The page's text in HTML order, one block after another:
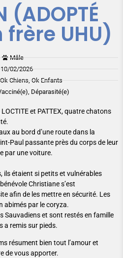
(ADOPTÉ
UHU)
Mâle
10/02/2026
Chiens, Ok Enfants
Déparasité(e)
et PATTEX, quatre chatons
au bord d’une route dans la
Paul passante près du corps de leur
par une voiture.
ils étaient si petits et vulnérables
Christiane s’est
afin de les mettre en sécurité. Les
abimés par le coryza.
Sauvadiens et sont restés en famille
a remis sur pieds.
résument bien tout l’amour et
de vous apporter.